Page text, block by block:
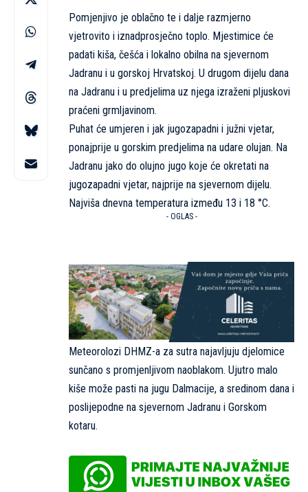
Pomjenjivo je oblačno te i dalje razmjerno
vjetrovito i iznadprosječno toplo. Mjestimice će
padati kiša, češća i lokalno obilna na sjevernom
Jadranu i u gorskoj Hrvatskoj. U drugom dijelu dana
na Jadranu i u predjelima uz njega izraženi pljuskovi
praćeni grmljavinom.
Puhat će umjeren i jak jugozapadni i južni vjetar,
ponajprije u gorskim predjelima na udare olujan. Na
Jadranu jako do olujno jugo koje će okretati na
jugozapadni vjetar, najprije na sjevernom dijelu.
Najviša dnevna temperatura između 13 i 18 °C.
- OGLAS -
Meteorolozi DHMZ-a za sutra najavljuju djelomice
sunčano s promjenljivom naoblakom. Ujutro malo
kiše može pasti na jugu Dalmacije, a sredinom dana i
poslijepodne na sjevernom Jadranu i Gorskom
kotaru.